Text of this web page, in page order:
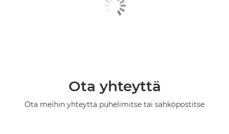
Ota yhteyttä
Ota meihin yhteyttä puhelimitse tai sähköpostitse